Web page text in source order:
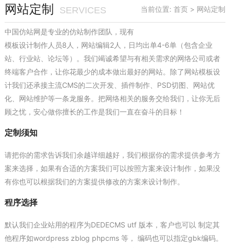
网站定制 SERVICES 当前位置:首页 > 网站定制
中国仿站网是专业的仿站制作团队，现有
模板设计制作人员8人，网站编辑2人，日均出单4-6单（包含企业
站、行业站、论坛等）。我们竭诚希望与有相关需求的网络公司或者
终端客户合作，让你花最少的成本做出最好的网站。除了网站模板设
计我们还承接主流CMS的二次开发、插件制作、PSD切图、网站优
化、网站维护等一条龙服务。把网络相关的服务交给我们，让你无后
顾之忧，安心做你擅长的工作是我们一直在奋斗的目标！
定制须知
请把你的需求告诉我们余越详细越好，我们根据你的需求提供参考方
案来选择，如果有合适的方案我们可以按照方案来设计制作，如果没
有你也可以根据我们的方案提供修改的方案来设计制作。
程序选择
默认我们企业站用的程序为DEDECMS utf 版本，客户也可以 制定其
他程序如wordpress zblog phpcms 等， 编码也可以指定gbk编码。